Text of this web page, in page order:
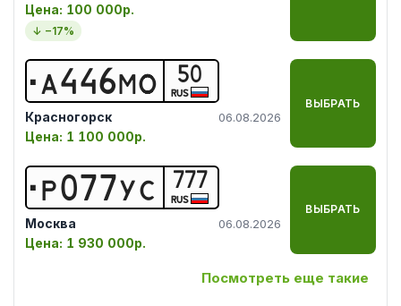
Цена: 100 000р.
↓ −17%
А446МО 50
RUS
Красногорск 06.08.2026
Цена: 1 100 000р.
ВЫБРАТЬ
Р077УС 777
RUS
Москва 06.08.2026
Цена: 1 930 000р.
ВЫБРАТЬ
Посмотреть еще такие